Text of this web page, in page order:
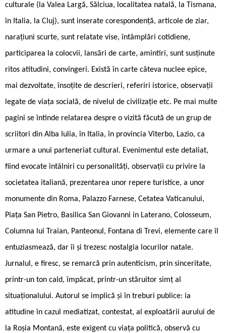
culturale (la Valea Largă, Sălciua, localitatea natală, la Tismana,
în Italia, la Cluj), sunt inserate corespondență, articole de ziar,
narațiuni scurte, sunt relatate vise, întâmplări cotidiene,
participarea la colocvii, lansări de carte, amintiri, sunt susținute
ritos atitudini, convingeri. Există în carte câteva nuclee epice,
mai dezvoltate, însoțite de descrieri, referiri istorice, observații
legate de viața socială, de nivelul de civilizație etc. Pe mai multe
pagini se întinde relatarea despre o vizită făcută de un grup de
scriitori din Alba Iulia, în Italia, în provincia Viterbo, Lazio, ca
urmare a unui parteneriat cultural. Evenimentul este detaliat,
fiind evocate întâlniri cu personalități, observații cu privire la
societatea italiană, prezentarea unor repere turistice, a unor
monumente din Roma, Palazzo Farnese, Cetatea Vaticanului,
Piața San Pietro, Basilica San Giovanni in Laterano, Colosseum,
Columna lui Traian, Panteonul, Fontana di Trevi, elemente care îl
entuziasmează, dar îi și trezesc nostalgia locurilor natale.
Jurnalul, e firesc, se remarcă prin autenticism, prin sinceritate,
printr-un ton cald, împăcat, printr-un stăruitor simț al
situaționalului. Autorul se implică și în treburi publice: ia
atitudine în cazul mediatizat, contestat, al exploatării aurului de
la Roșia Montană, este exigent cu viața politică, observă cu